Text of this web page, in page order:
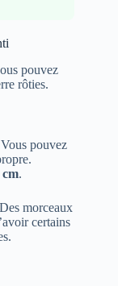
pouvez
rôties.
pouvez
cm.
morceaux
certains